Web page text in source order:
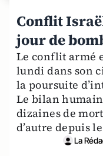
Conflit
jour de
Le conflit armé
lundi dans son
la poursuite
Le bilan
dizaines de
d’autre depuis
La